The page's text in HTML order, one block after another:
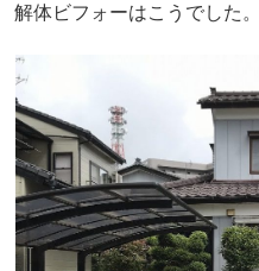
解体ビフォーはこうでした。